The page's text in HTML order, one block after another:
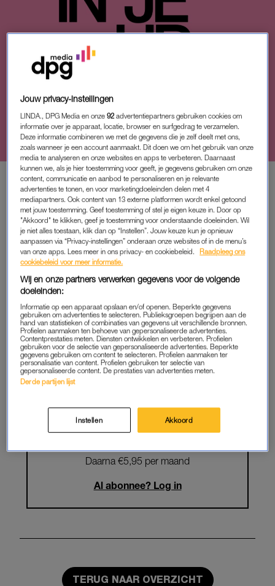
ACHTERGROND
HANNA (36): ‘IK WIL ME NIET
MEER IN ­BOCHTEN WRINGEN
OM TE DEALEN MET IEMANDS
GRILLEN’
PREMIUM
LEES VERDER MET
PREMIUM
Krijg onbeperkt toegang tot alle
artikelen
Lees LINDA.magazine online
Geniet van te gekke winacties en
lekkere puzzels
START GRATIS MAAND
Daarna €5,95 per maand
Al abonnee? Log in
TERUG NAAR OVERZICHT
Jouw privacy-instellingen
LINDA., DPG Media en onze92 advertentiepartners gebruiken cookies om
informatie over je apparaat, locatie, browser en surfgedrag te verzamelen.
Deze informatie combineren we met de gegevens die je zelf deelt met ons,
zoals wanneer je een account aanmaakt. Dit doen we om het gebruik van onze
media te analyseren en onze websites en apps te verbeteren. Daarnaast
kunnen we, als je hier toestemming voor geeft, je gegevens gebruiken om onze
content, communicatie en aanbod te personaliseren en je relevante
advertenties te tonen, en voor marketingdoeleinden delen met 4
mediapartners. Ook content van 13 externe platformen wordt enkel getoond
met jouw toestemming. Geef toestemming of stel je eigen keuze in. Door op
"Akkoord" te klikken, geef je toestemming voor onderstaande doeleinden. Wil
je niet alles toestaan, klik dan op “Instellen”. Jouw keuze kun je opnieuw
aanpassen via “Privacy-instellingen” onderaan onze websites of in de menu’s
van onze apps. Lees meer in ons privacy- en cookiebeleid.
Raadpleeg ons
cookiebeleid voor meer informatie.
Wij en onze partners verwerken gegevens voor de volgende
doeleinden:
Informatie op een apparaat opslaan en/of openen. Beperkte gegevens
gebruiken om advertenties te selecteren. Publieksgroepen begrijpen aan de
hand van statistieken of combinaties van gegevens uit verschillende bronnen.
Profielen aanmaken ten behoeve van gepersonaliseerde advertenties.
Contentprestaties meten. Diensten ontwikkelen en verbeteren. Profielen
gebruiken voor de selectie van gepersonaliseerde advertenties. Beperkte
gegevens gebruiken om content te selecteren. Profielen aanmaken ter
personalisatie van content. Profielen gebruiken ter selectie van
gepersonaliseerde content. De prestaties van advertenties meten.
Derde partijen lijst
Instellen Akkoord